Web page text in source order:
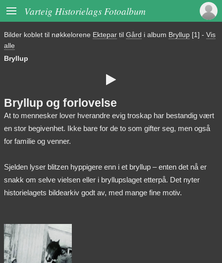
 Varteig Historielags Fotoalbum
Bilder koblet til nøkkelorene Ektepar til Gård i album Bryllup [1] - Vis
alle
Bryllup

Bryllup og forlovelse
At to mennesker lover hverandre evig troskap har bestandig vært
en stor begivenhet. Ikke bare for de to som gifter seg, men også
for familie og venner.
Sjelden lyser blitzen hyppigere enn i et bryllup – enten det nå er
snakk om selve vielsen eller i bryllupslaget etterpå. Det nyter
historielagets bildearkiv godt av, med mange fine motiv.